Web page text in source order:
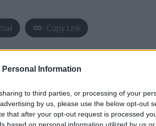
Personal Information
to third parties, or processing of your
by us, please use the below opt-out
that after your opt-out request is processed
Copy Link
με ασθενοφόρο να
Το περιστατικό